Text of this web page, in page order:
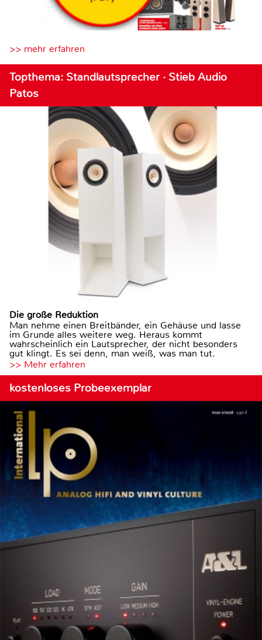
>> mehr erfahren
Topthema: Standlautsprecher · Stieb Audio
Patos
Die große Reduktion
Man nehme einen Breitbänder, ein Gehäuse und lasse
im Grunde alles weitere weg. Heraus kommt
wahrscheinlich ein Lautsprecher, der nicht besonders
gut klingt. Es sei denn, man weiß, was man tut.
>> Mehr erfahren
kostenloses Probeexemplar